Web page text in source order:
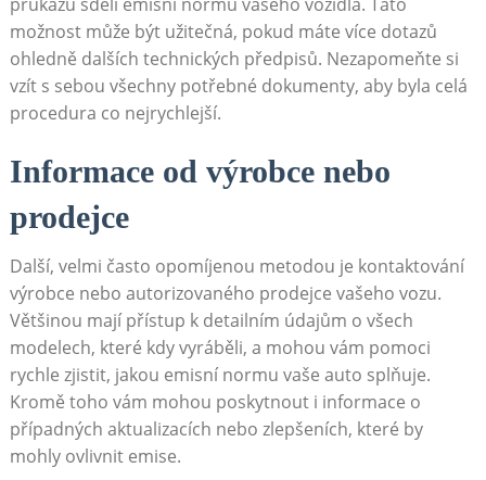
možnost může být užitečná, pokud‌ máte více dotazů‌
ohledně ⁤dalších technických⁣ předpisů. ‍Nezapomeňte si
vzít s sebou všechny⁣ potřebné‌ dokumenty, aby ‌byla ⁤celá
procedura co nejrychlejší.
Informace od ⁣výrobce nebo
prodejce
Další,⁢ velmi často opomíjenou metodou je kontaktování
výrobce nebo⁢ autorizovaného prodejce vašeho vozu.
Většinou mají přístup k ⁢detailním ⁣údajům ⁤o⁢ všech
modelech, které kdy vyráběli, a mohou⁣ vám pomoci
rychle⁤ zjistit, jakou ⁤emisní normu⁣ vaše auto splňuje.
Kromě toho vám mohou⁣ poskytnout ⁢i informace o
případných aktualizacích⁢ nebo⁢ zlepšeních, které‍ by ​
mohly ovlivnit emise.